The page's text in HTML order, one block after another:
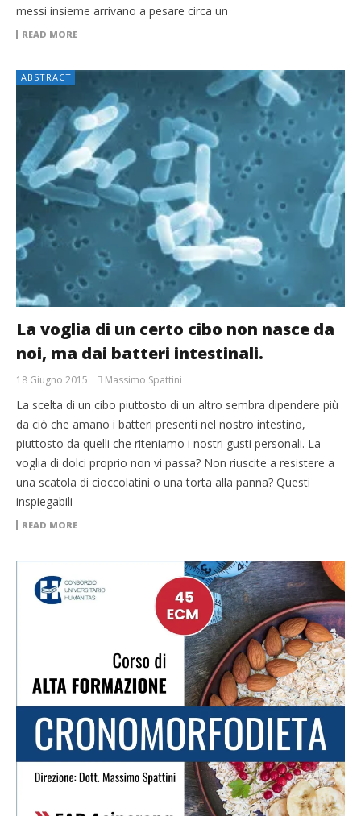
messi insieme arrivano a pesare circa un
READ MORE
ABSTRACT
La voglia di un certo cibo non nasce da
noi, ma dai batteri intestinali.
18 Giugno 2015 Massimo Spattini
La scelta di un cibo piuttosto di un altro sembra dipendere più
da ciò che amano i batteri presenti nel nostro intestino,
piuttosto da quelli che riteniamo i nostri gusti personali. La
voglia di dolci proprio non vi passa? Non riuscite a resistere a
una scatola di cioccolatini o una torta alla panna? Questi
inspiegabili
READ MORE